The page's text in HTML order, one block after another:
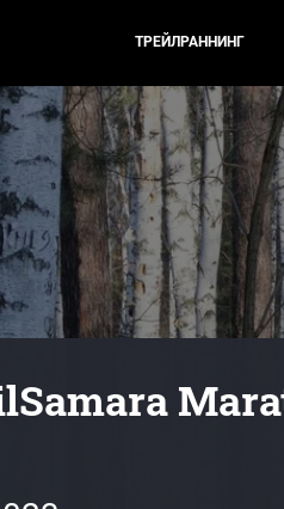
ТРЕЙЛРАННИНГ